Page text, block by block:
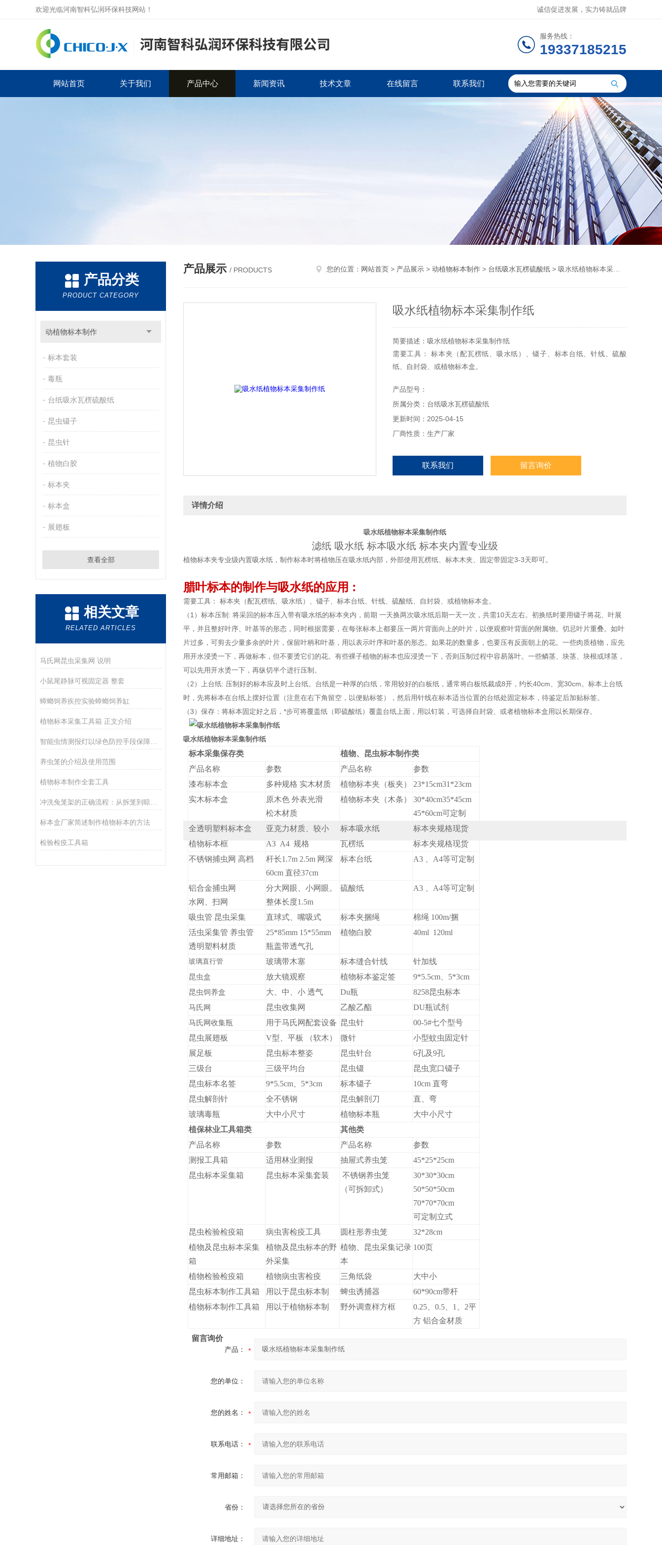
欢迎光临河南智科弘润环保科技网站！ 诚信促进发展，实力铸就品牌
服务热线：
19337185215
网站首页 关于我们 产品中心 新闻资讯 技术文章 在线留言 联系我们
产品分类
PRODUCT CATEGORY
动植物标本制作
标本套装
毒瓶
台纸吸水瓦楞硫酸纸
昆虫镊子
昆虫针
植物白胶
标本夹
标本盒
展翅板
查看全部
相关文章
RELATED ARTICLES
马氏网昆虫采集网 说明
小鼠尾静脉可视固定器 整套
蟑螂饲养疾控实验蟑螂饲养缸
植物标本采集工具箱 正文介绍
养虫笼的介绍及使用范围
植物标本制作全套工具
冲洗兔笼架的正确流程：从拆笼到晾干，一步都不能省
标本盒厂家简述制作植物标本的方法
检验检疫工具箱
产品展示 / PRODUCTS 您的位置： 网站首页 > 产品展示 > 动植物标本制作 > 台纸吸水瓦楞硫酸纸 > 吸水纸植物标本采集制作纸
吸水纸植物标本采集制作纸
简要描述：吸水纸植物标本采集制作纸
需要工具： 标本夹（配瓦楞纸、吸水纸）、镊子、标本台纸、针线、硫酸
纸、自封袋、或植物标本盒。
产品型号：
所属分类：台纸吸水瓦楞硫酸纸
更新时间：2025-04-15
厂商性质：生产厂家
联系我们 留言询价
详情介绍
吸水纸植物标本采集制作纸
滤纸 吸水纸 标本吸水纸 标本夹内置专业级
植物标本夹专业级内置吸水纸，制作标本时将植物压在吸水纸内部，外部使用瓦楞纸、标本木夹、固定带固定3-3天即可。
腊叶标本的制作与吸水纸的应用 :
需要工具： 标本夹（配瓦楞纸、吸水纸）、镊子、标本台纸、针线、硫酸纸、自封袋、或植物标本盒。
（1）标本压制: 将采回的标本压入带有吸水纸的标本夹内，前期 一天换两次吸水纸后期一天一次，共需10天左右。初换纸时要用镊子将花、叶展
平，并且整好叶序、叶基等的形态，同时根据需要，在每张标本上都要压一两片背面向上的叶片，以便观察叶背面的附属物。切忌叶片重叠。如叶
片过多，可剪去少量多余的叶片，保留叶柄和叶基，用以表示叶序和叶基的形态。如果花的数量多，也要压有反面朝上的花。一些肉质植物，应先
用开水浸烫一下，再做标本，但不要烫它们的花。有些裸子植物的标本也应浸烫一下，否则压制过程中容易落叶。一些鳞茎、块茎、块根或球茎，
可以先用开水烫一下，再纵切半个进行压制。
（2）上台纸: 压制好的标本应及时上台纸。台纸是一种厚的白纸，常用较好的白板纸，通常将白板纸裁成8开，约长40cm、宽30cm。标本上台纸
时，先将标本在台纸上摆好位置（注意在右下角留空，以便贴标签），然后用针线在标本适当位置的台纸处固定标本，待鉴定后加贴标签。
（3）保存：将标本固定好之后，*步可将覆盖纸（即硫酸纸）覆盖台纸上面，用以钉装，可选择自封袋、或者植物标本盒用以长期保存。
吸水纸植物标本采集制作纸
标本采集保存类
植物、昆虫标本制作类
产品名称
参数 产品名称
参数
漆布标本盒
多种规格 实木材质 植物标本夹（板夹）
23*15cm31*23cm
实木标本盒
原木色 外表光滑
松木材质
植物标本夹（木条）
30*40cm35*45cm
45*60cm可定制
全透明塑料标本盒
亚克力材质、较小 标本吸水纸
标本夹规格现货
植物标本框
A3 A4 规格 瓦楞纸
标本夹规格现货
不锈钢捕虫网 高档
杆长1.7m 2.5m 网深
60cm 直径37cm
标本台纸 A3 、A4等可定制
铝合金捕虫网
水网、扫网
分大网眼、小网眼。
整体长度1.5m
硫酸纸 A3 、A4等可定制
吸虫管 昆虫采集 直球式、嘴吸式 标本夹捆绳
棉绳 100m/捆
活虫采集管 养虫管
透明塑料材质
25*85mm 15*55mm
瓶盖带透气孔
植物白胶 40ml 120ml
玻璃直行管 玻璃带木塞 标本缝合针线 针加线
昆虫盒 放大镜观察 植物标本鉴定签 9*5.5cm、5*3cm
昆虫饲养盒 大、中、小 透气 Du瓶 8258昆虫标本
马氏网 昆虫收集网 乙酸乙酯 DU瓶试剂
马氏网收集瓶 用于马氏网配套设备 昆虫针
00-5#七个型号
昆虫展翅板
V型、平板 （软木） 微针
小型蚊虫固定针
展足板
昆虫标本整姿 昆虫针台
6孔及9孔
三级台
三级平均台 昆虫镊
昆虫宽口镊子
昆虫标本名签
9*5.5cm、5*3cm 标本镊子
10cm 直弯
昆虫解剖针
全不锈钢 昆虫解剖刀
直、弯
玻璃毒瓶
大中小尺寸 植物标本瓶
大中小尺寸
植保林业工具箱类
其他类
产品名称
参数 产品名称
参数
测报工具箱
适用林业测报 抽屉式养虫笼
45*25*25cm
昆虫标本采集箱
昆虫标本采集套装
不锈钢养虫笼
（可拆卸式）
30*30*30cm
50*50*50cm
70*70*70cm
可定制立式
昆虫检验检疫箱
病虫害检疫工具 圆柱形养虫笼
32*28cm
植物及昆虫标本采集
箱
植物及昆虫标本的野
外采集
植物、昆虫采集记录
本
100页
植物检验检疫箱 植物病虫害检疫 三角纸袋
大中小
昆虫标本制作工具箱
用以于昆虫标本制 蜱虫诱捕器
60*90cm带杆
植物标本制作工具箱
用以于植物标本制 野外调查样方框
0.25、0.5、1、2平
方 铝合金材质
留言询价
产品：
您的单位：
您的姓名：
联系电话：
常用邮箱：
省份：
详细地址：